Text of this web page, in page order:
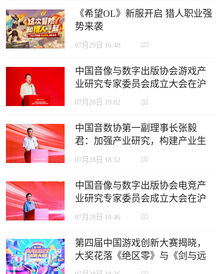
《希望OL》新服开启 猎人职业强
势来袭
07月29日 16:48
中国音像与数字出版协会游戏产
业研究专家委员会成立大会在沪
召开
07月28日 19:02
中国音数协第一副理事长张毅
君：加强产业研究，构建产业生
态，推动电竞产业高质量发展
07月28日 18:52
中国音像与数字出版协会电竞产
业研究专家委员会成立大会在沪
召开
07月28日 18:46
第四届中国游戏创新大赛揭晓，
大奖花落《绝区零》与《剑与远
征：启程》